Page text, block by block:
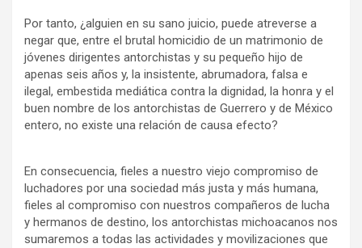
Por tanto, ¿alguien en su sano juicio, puede atreverse a
negar que, entre el brutal homicidio de un matrimonio de
jóvenes dirigentes antorchistas y su pequeño hijo de
apenas seis años y, la insistente, abrumadora, falsa e
ilegal, embestida mediática contra la dignidad, la honra y el
buen nombre de los antorchistas de Guerrero y de México
entero, no existe una relación de causa efecto?
En consecuencia, fieles a nuestro viejo compromiso de
luchadores por una sociedad más justa y más humana,
fieles al compromiso con nuestros compañeros de lucha
y hermanos de destino, los antorchistas michoacanos nos
sumaremos a todas las actividades y movilizaciones que